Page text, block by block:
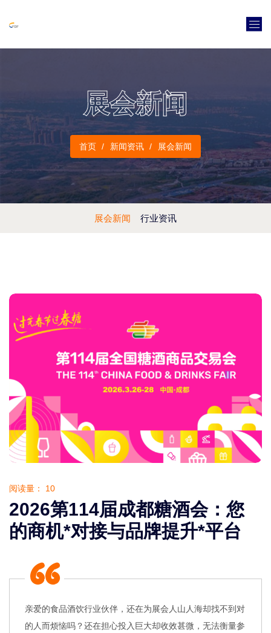
展会新闻
首页 新闻资讯 展会新闻
展会新闻 行业资讯
阅读量： 10
2026第114届成都糖酒会：您
的商机*对接与品牌提升*平台
亲爱的食品酒饮行业伙伴，还在为展会人山人海却找不到对
的人而烦恼吗？还在担心投入巨大却收效甚微，无法衡量参